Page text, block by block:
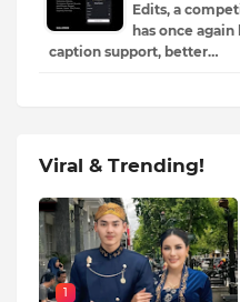
Edits, a
has once
caption support, better…
Viral & Trending!
1